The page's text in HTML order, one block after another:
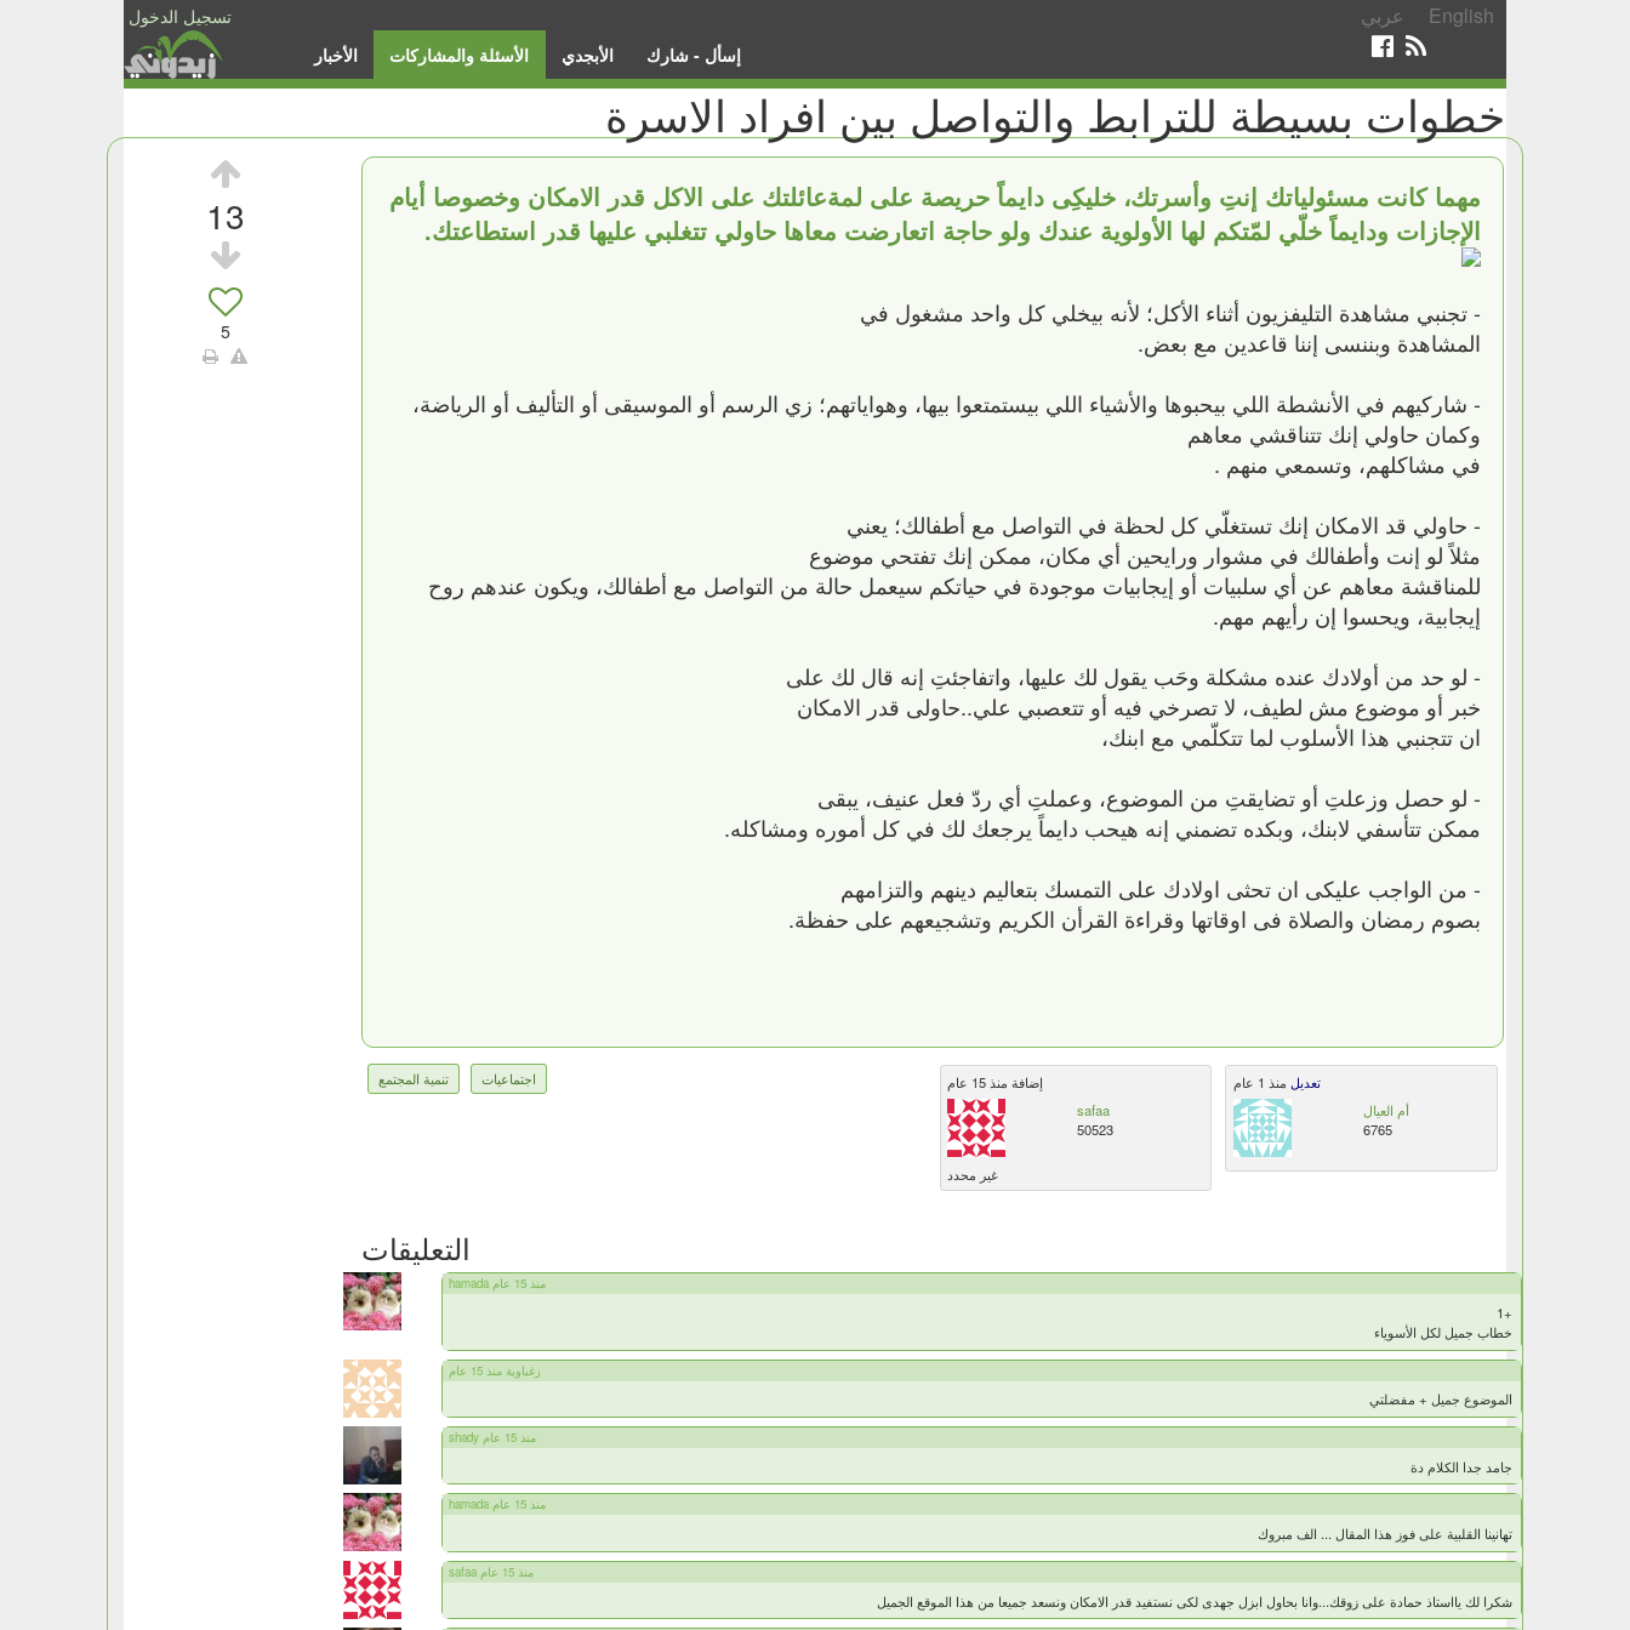
تسجيل الدخول عربي English
الأخبار الأسئلة والمشاركات الأبجدي إسأل - شارك
خطوات بسيطة للترابط والتواصل بين افراد الاسرة
13
5
مهما كانت مسئولياتك إنتِ وأسرتك، خليكِى دايماً حريصة على لمةعائلتك على الاكل قدر الامكان وخصوصا أيام
الإجازات ودايماً خلّي لمّتكم لها الأولوية عندك ولو حاجة اتعارضت معاها حاولي تتغلبي عليها قدر استطاعتك.
- تجنبي مشاهدة التليفزيون أثناء الأكل؛ لأنه بيخلي كل واحد مشغول في
المشاهدة وبننسى إننا قاعدين مع بعض.
- شاركيهم في الأنشطة اللي بيحبوها والأشياء اللي بيستمتعوا بيها، وهواياتهم؛ زي الرسم أو الموسيقى أو التأليف أو الرياضة،
وكمان حاولي إنك تتناقشي معاهم
في مشاكلهم، وتسمعي منهم .
- حاولي قد الامكان إنك تستغلّي كل لحظة في التواصل مع أطفالك؛ يعني
مثلاً لو إنت وأطفالك في مشوار ورايحين أي مكان، ممكن إنك تفتحي موضوع
للمناقشة معاهم عن أي سلبيات أو إيجابيات موجودة في حياتكم سيعمل حالة من التواصل مع أطفالك، ويكون عندهم روح
إيجابية، ويحسوا إن رأيهم مهم.
- لو حد من أولادك عنده مشكلة وحَب يقول لك عليها، واتفاجئتِ إنه قال لك على
خبر أو موضوع مش لطيف، لا تصرخي فيه أو تتعصبي علي..حاولى قدر الامكان
ان تتجنبي هذا الأسلوب لما تتكلّمي مع ابنك،
- لو حصل وزعلتِ أو تضايقتِ من الموضوع، وعملتِ أي ردّ فعل عنيف، يبقى
ممكن تتأسفي لابنك، وبكده تضمني إنه هيحب دايماً يرجعك لك في كل أموره ومشاكله.
- من الواجب عليكى ان تحثى اولادك على التمسك بتعاليم دينهم والتزامهم
بصوم رمضان والصلاة فى اوقاتها وقراءة القرأن الكريم وتشجيعهم على حفظة.
اجتماعيات تنمية المجتمع
إضافة منذ 15 عام
safaa
50523
غير محدد
تعديل منذ 1 عام
أم العيال
6765
التعليقات
hamada منذ 15 عام
+1
خطاب جميل لكل الأسوياء
زغباوية منذ 15 عام
الموضوع جميل + مفضلتي
shady منذ 15 عام
جامد جدا الكلام دة
hamada منذ 15 عام
تهانينا القلبية على فوز هذا المقال ... الف مبروك
safaa منذ 15 عام
شكرا لك يااستاذ حمادة على زوقك...وانا بحاول ابزل جهدى لكى نستفيد قدر الامكان ونسعد جميعا من هذا الموقع الجميل